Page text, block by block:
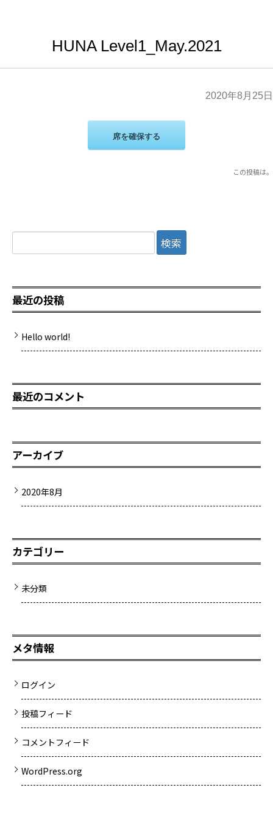
HUNA Level1_May.2021
2020年8月25日
席を確保する
この投稿は。
索:
最近の投稿
Hello world!
最近のコメント
アーカイブ
2020年8月
カテゴリー
未分類
メタ情報
ログイン
投稿フィード
コメントフィード
WordPress.org